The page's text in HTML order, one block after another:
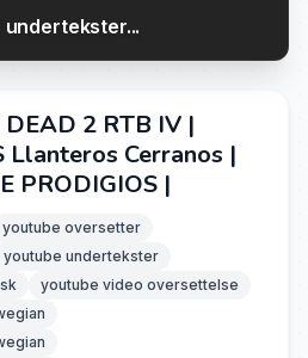
undertekster...
2 RTB IV |
Llanteros Cerranos |
PRODIGIOS |
youtube oversetter
youtube undertekster
youtube video oversettelse